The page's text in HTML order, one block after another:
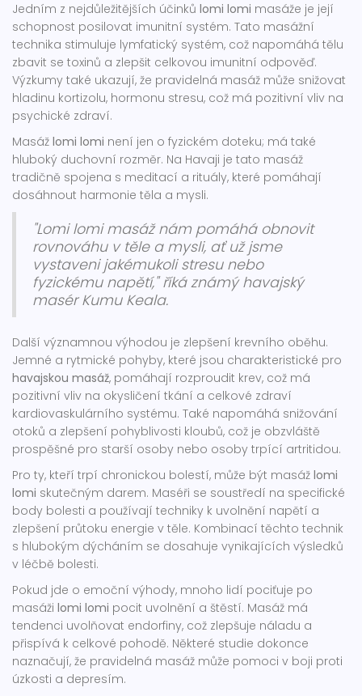
Jedním z nejdůležitějších účinků lomi lomi masáže je její
schopnost posilovat imunitní systém. Tato masážní
technika stimuluje lymfatický systém, což napomáhá tělu
zbavit se toxinů a zlepšit celkovou imunitní odpověď.
Výzkumy také ukazují, že pravidelná masáž může snižovat
hladinu kortizolu, hormonu stresu, což má pozitivní vliv na
psychické zdraví.
Masáž lomi lomi není jen o fyzickém doteku; má také
hluboký duchovní rozměr. Na Havaji je tato masáž
tradičně spojena s meditací a rituály, které pomáhají
dosáhnout harmonie těla a mysli.
"Lomi lomi masáž nám pomáhá obnovit
rovnováhu v těle a mysli, ať už jsme
vystaveni jakémukoli stresu nebo
fyzickému napětí," říká známý havajský
masér Kumu Keala.
Další významnou výhodou je zlepšení krevního oběhu.
Jemné a rytmické pohyby, které jsou charakteristické pro
havajskou masáž, pomáhají rozproudit krev, což má
pozitivní vliv na okysličení tkání a celkové zdraví
kardiovaskulárního systému. Také napomáhá snižování
otoků a zlepšení pohyblivosti kloubů, což je obzvláště
prospěšné pro starší osoby nebo osoby trpící artritidou.
Pro ty, kteří trpí chronickou bolestí, může být masáž lomi
lomi skutečným darem. Maséři se soustředí na specifické
body bolesti a používají techniky k uvolnění napětí a
zlepšení průtoku energie v těle. Kombinací těchto technik
s hlubokým dýcháním se dosahuje vynikajících výsledků
v léčbě bolesti.
Pokud jde o emoční výhody, mnoho lidí pociťuje po
masáži lomi lomi pocit uvolnění a štěstí. Masáž má
tendenci uvolňovat endorfiny, což zlepšuje náladu a
přispívá k celkové pohodě. Některé studie dokonce
naznačují, že pravidelná masáž může pomoci v boji proti
úzkosti a depresím.